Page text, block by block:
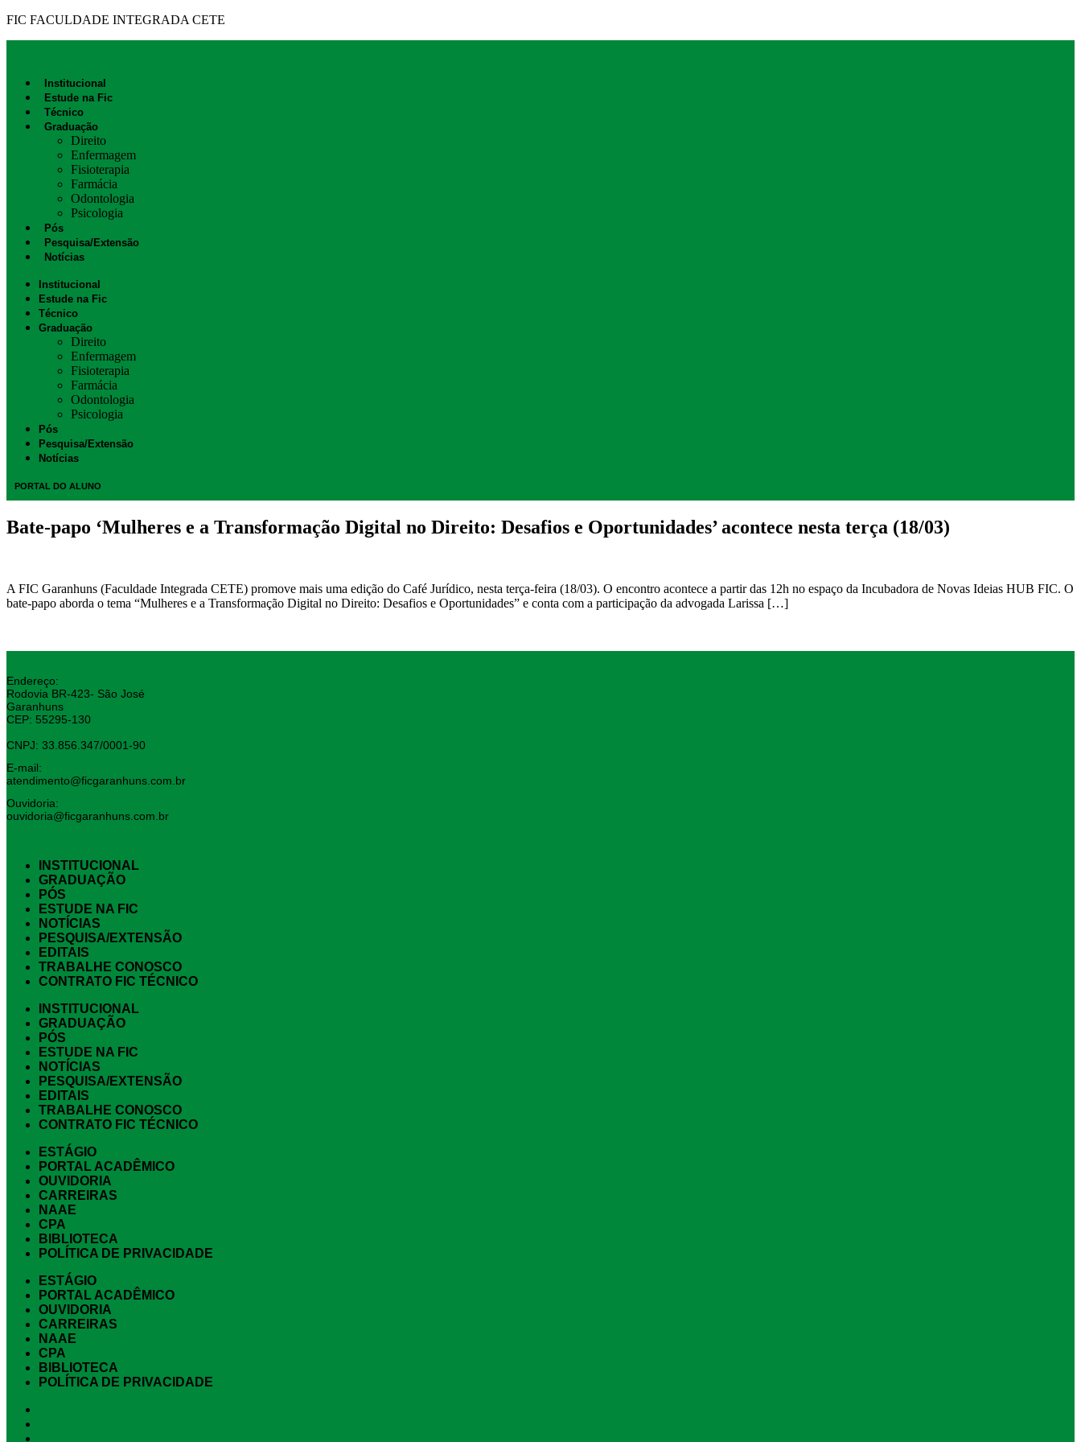
FIC FACULDADE INTEGRADA CETE
Institucional
Estude na Fic
Técnico
Graduação
Direito
Enfermagem
Fisioterapia
Farmácia
Odontologia
Psicologia
Pós
Pesquisa/Extensão
Notícias
Institucional
Estude na Fic
Técnico
Graduação
Direito
Enfermagem
Fisioterapia
Farmácia
Odontologia
Psicologia
Pós
Pesquisa/Extensão
Notícias
PORTAL DO ALUNO
Bate-papo ‘Mulheres e a Transformação Digital no Direito: Desafios e Oportunidades’ acontece nesta terça (18/03)
A FIC Garanhuns (Faculdade Integrada CETE) promove mais uma edição do Café Jurídico, nesta terça-feira (18/03). O encontro acontece a partir das 12h no espaço da Incubadora de Novas Ideias HUB FIC. O
bate-papo aborda o tema “Mulheres e a Transformação Digital no Direito: Desafios e Oportunidades” e conta com a participação da advogada Larissa […]
Endereço:
Rodovia BR-423- São José
Garanhuns
CEP: 55295-130
CNPJ: 33.856.347/0001-90
E-mail:
atendimento@ficgaranhuns.com.br
Ouvidoria:
ouvidoria@ficgaranhuns.com.br
INSTITUCIONAL
GRADUAÇÃO
PÓS
ESTUDE NA FIC
NOTÍCIAS
PESQUISA/EXTENSÃO
EDITAIS
TRABALHE CONOSCO
CONTRATO FIC TÉCNICO
INSTITUCIONAL
GRADUAÇÃO
PÓS
ESTUDE NA FIC
NOTÍCIAS
PESQUISA/EXTENSÃO
EDITAIS
TRABALHE CONOSCO
CONTRATO FIC TÉCNICO
ESTÁGIO
PORTAL ACADÊMICO
OUVIDORIA
CARREIRAS
NAAE
CPA
BIBLIOTECA
POLÍTICA DE PRIVACIDADE
ESTÁGIO
PORTAL ACADÊMICO
OUVIDORIA
CARREIRAS
NAAE
CPA
BIBLIOTECA
POLÍTICA DE PRIVACIDADE